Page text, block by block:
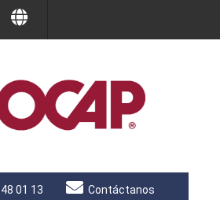
01 13 Contáctanos